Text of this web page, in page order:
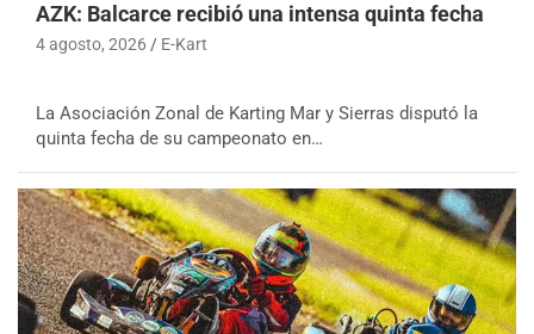
AZK: Balcarce recibió una intensa quinta fecha
4 agosto, 2026 E-Kart
La Asociación Zonal de Karting Mar y Sierras disputó la
quinta fecha de su campeonato en…